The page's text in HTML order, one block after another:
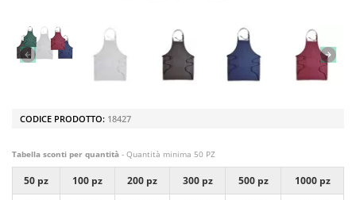
CODICE PRODOTTO: 18427
Tabella sconti per quantità - Quantità minima 50 PZ
50 pz 100 pz 200 pz 300 pz 500 pz
1000 pz